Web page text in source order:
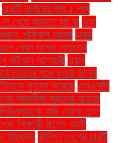
একটি বার্গারের দাম ৫ লাখ
খেয়ে থাকতে হয় না এবং
গুজব: শফিকুল আলম এবার
কোন দলের নেতৃত্বে
রাইয়ান আশয়ারী এয়ার
লন্ডনের পথে রওনা হলেন
মুনাফা করেছে এসএসসি
সময়সীমা বাড়ানো হয়েছে
বাড়ি থেকে তুলে
শিক্ষার্থী রাশেদ আলী
বিধ্বস্ত কমিশন দেশের চারটি